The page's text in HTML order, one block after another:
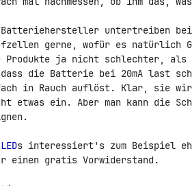
untertreiben bei
gerne, wofür es natürlich
Produkte ja nicht schlechter,
die Batterie bei 20mA last
in Rauch auflöst. Klar, sie wird
etwas ein. Aber man kann die
LEDs interessiert's zum Beispiel
einen gratis Vorwiderstand.